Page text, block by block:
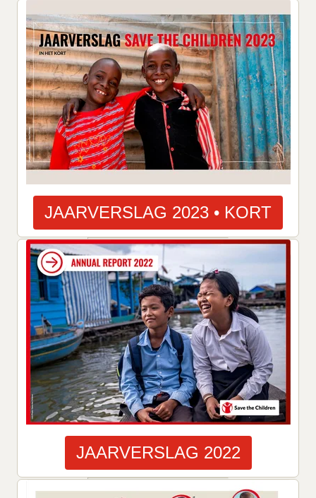
JAARVERSLAG 2023 • KORT
JAARVERSLAG 2022